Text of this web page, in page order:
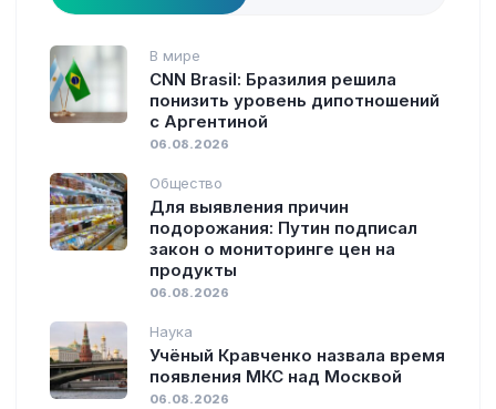
В мире
CNN Brasil: Бразилия решила
понизить уровень дипотношений
с Аргентиной
06.08.2026
Общество
Для выявления причин
подорожания: Путин подписал
закон о мониторинге цен на
продукты
06.08.2026
Наука
Учёный Кравченко назвала время
появления МКС над Москвой
06.08.2026